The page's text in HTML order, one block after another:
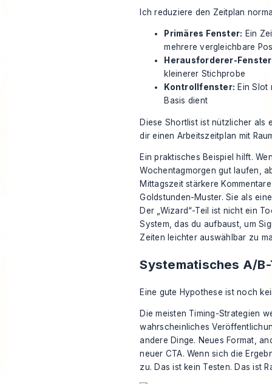
Ich reduziere den Zeitplan
Primäres Fenster: Ein
mehrere vergleichbare
Herausforderer-
kleinerer Stichprobe
Kontrollfenster: Ein Slot
Basis dient
Diese Shortlist ist nützlicher als
dir einen Arbeitszeitplan mit
Ein praktisches Beispiel hilft.
Wochentagmorgen gut laufen,
Mittagszeit stärkere
Goldstunden-Muster. Sie als
Der „Wizard“-Teil ist nicht ein
System, das du aufbaust, um
Zeiten leichter auswählbar zu
Systematisches A/
Eine gute Hypothese ist noch
Die meisten Timing-Strategien
wahrscheinliches
andere Dinge. Neues Format,
neuer CTA. Wenn sich die
zu. Das ist kein Testen. Das ist